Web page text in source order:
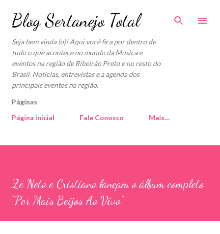
Pular para o conteúdo principal
Blog Sertanejo Total
Seja bem vinda (o)! Aqui você fica por dentro de
tudo o que acontece no mundo da Musica e
eventos na região de Ribeirão Preto e no resto do
Brasil. Notícias, entrevistas e a agenda dos
principais eventos na região.
Páginas
Página inicial
Fale Conosco Mais…
Zé Neto e Cristiano lançam o álbum completo
“Por Mais Beijos Ao Vivo”